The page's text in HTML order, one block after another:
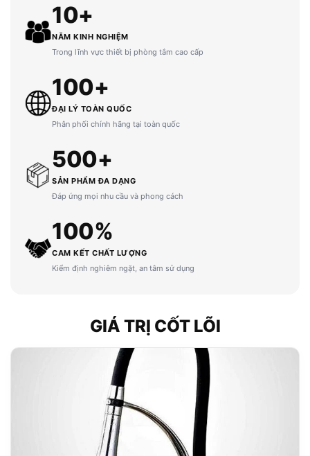
10+
NĂM KINH NGHIỆM
Trong lĩnh vực thiết bị phòng tắm cao cấp
100+
ĐẠI LÝ TOÀN QUỐC
Phân phối chính hãng tại toàn quốc
500+
SẢN PHẨM ĐA DẠNG
Đáp ứng mọi nhu cầu và phong cách
100%
CAM KẾT CHẤT LƯỢNG
Kiểm định nghiêm ngặt, an tâm sử dụng
GIÁ TRỊ CỐT LÕI